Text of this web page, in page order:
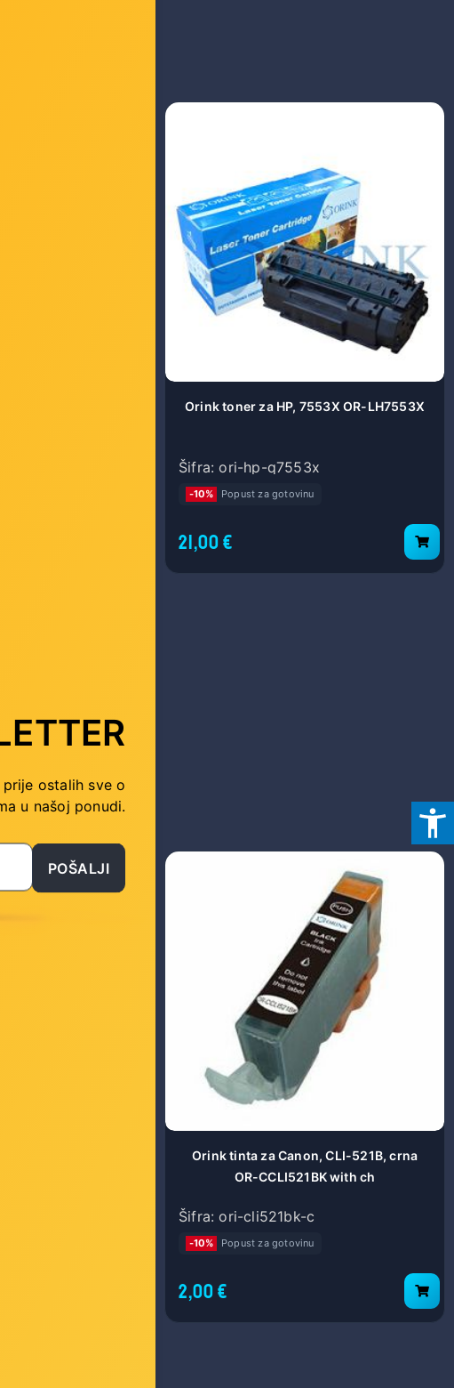
Orink toner za HP, 7553X OR-LH7553X
Šifra: ori-hp-q7553x
-10% Popust za gotovinu
21,00 €
Orink tinta za Canon, CLI-521B, crna
OR-CCLI521BK with ch
Šifra: ori-cli521bk-c
-10% Popust za gotovinu
2,00 €
ostalih sve o
u našoj ponudi.
POŠALJI